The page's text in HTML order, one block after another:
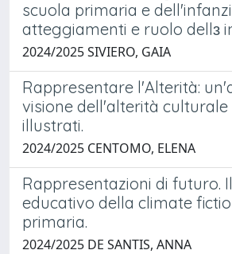
scuola primaria e
atteggiamenti e ruolo dellɜ
2024/2025 SIVIERO, GAIA
Rappresentare l'Alterità:
visione dell'alterità culturale
illustrati.
2024/2025 CENTOMO, ELENA
Rappresentazioni di futuro.
educativo della climate
primaria.
2024/2025 DE SANTIS, ANNA